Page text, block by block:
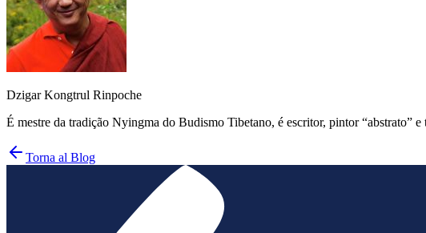
Dzigar Kongtrul Rinpoche
É mestre da tradição Nyingma do Budismo Tibetano, é escritor, pintor “abstrato”
Torna al Blog